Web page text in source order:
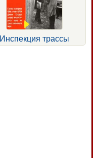
Инспекция трассы